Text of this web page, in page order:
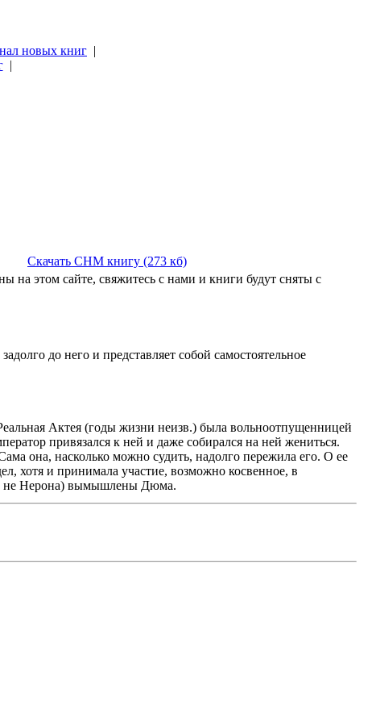
новых книг |
|
Скачать CHM книгу (273 кб)
на этом сайте, свяжитесь с нами и книги будут сняты с
до него и представляет собой самостоятельное
Актея (годы жизни неизв.) была вольноотпущенницей
привязался к ней и даже собирался на ней жениться.
она, насколько можно судить, надолго пережила его. О ее
хотя и принимала участие, возможно косвенное, в
не Нерона) вымышлены Дюма.